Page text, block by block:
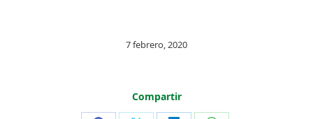
7 febrero, 2020
Compartir